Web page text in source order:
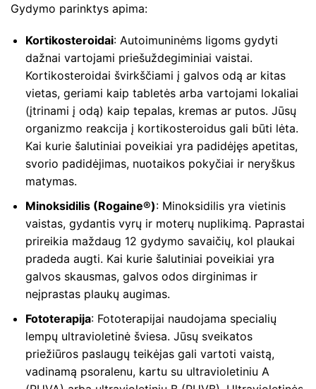
Gydymo parinktys apima:
Kortikosteroidai: Autoimuninėms ligoms gydyti
dažnai vartojami priešuždegiminiai vaistai.
Kortikosteroidai švirkščiami į galvos odą ar kitas
vietas, geriami kaip tabletės arba vartojami lokaliai
(įtrinami į odą) kaip tepalas, kremas ar putos. Jūsų
organizmo reakcija į kortikosteroidus gali būti lėta.
Kai kurie šalutiniai poveikiai yra padidėjęs apetitas,
svorio padidėjimas, nuotaikos pokyčiai ir neryškus
matymas.
Minoksidilis (Rogaine®): Minoksidilis yra vietinis
vaistas, gydantis vyrų ir moterų nuplikimą. Paprastai
prireikia maždaug 12 gydymo savaičių, kol plaukai
pradeda augti. Kai kurie šalutiniai poveikiai yra
galvos skausmas, galvos odos dirginimas ir
neįprastas plaukų augimas.
Fototerapija: Fototerapijai naudojama specialių
lempų ultravioletinė šviesa. Jūsų sveikatos
priežiūros paslaugų teikėjas gali vartoti vaistą,
vadinamą psoralenu, kartu su ultravioletiniu A